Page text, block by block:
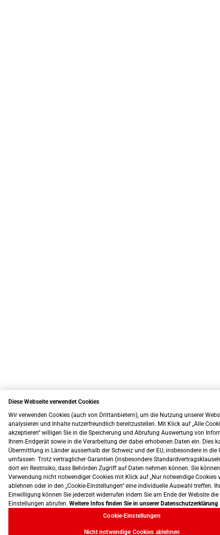
Diese Webseite verwendet Cookies
Wir verwenden Cookies (auch von Drittanbietern), um die Nutzung unserer
analysieren und Inhalte nutzerfreundlich bereitzustellen. Mit Klick auf „Alle
akzeptieren“ willigen Sie in die Speicherung und Abrufung Auswertung von
Ihrem Endgerät sowie in die Verarbeitung der dabei erhobenen Daten ein. Dies
Übermittlung in Länder ausserhalb der Schweiz und der EU, insbesondere in die
umfassen. Trotz vertraglicher Garantien (insbesondere
dort ein Restrisiko, dass Behörden Zugriff auf Daten nehmen können. Sie
Verwendung nicht notwendiger Cookies mit Klick auf „Nur notwendige Cookies
ablehnen oder in den „Cookie-Einstellungen“ eine individuelle Auswahl treffen.
Einwilligung können Sie jederzeit widerrufen indem Sie am Ende der Website die
Einstellungen abrufen. Weitere Infos finden Sie in unserer Datenschutzerklärung
Cookie-Einstellungen
Nicht notwendige Cookies ablehnen